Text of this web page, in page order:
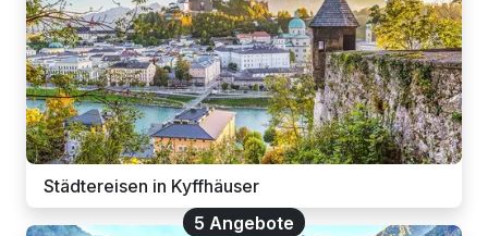
Städtereisen in Kyffhäuser
5 Angebote